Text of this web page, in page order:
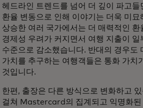
헤드라인 트렌드를 넘어 더 깊이 파고들
환율 변동으로 인해 이야기는 더욱 미
상승한 여러 국가에서는 더 매력적인 환
경제성 우려가 커지면서 여행 지출이 일
수준으로 감소했습니다. 반대의 경우도
가치를 추구하는 여행객들은 통화 가치
것입니다.
한편, 출장은 다른 방식으로 변화하고
걸쳐 Mastercard의 집계되고 익명화된